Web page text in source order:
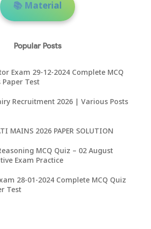
📚 Material
Popular Posts
Exam 29-12-2024 Complete MCQ
Test
Recruitment 2026 | Various Posts
MAINS 2026 PAPER SOLUTION
MCQ Quiz – 02 August
Exam Practice
28-01-2024 Complete MCQ Quiz
Test